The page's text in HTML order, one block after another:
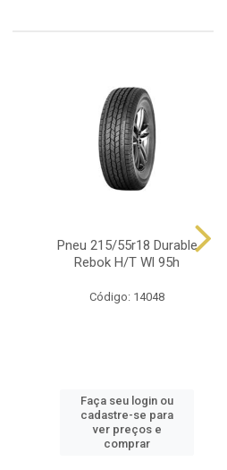
Pneu 215/55r18 Durable
Rebok H/T Wl 95h
Código: 14048
Faça seu login ou
cadastre-se para
ver preços e
comprar